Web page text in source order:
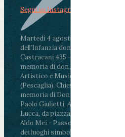
Martedì 4 agosto2026
ore 11:30 -
dell’Infanzia don Aldo Mei - Viale
Castracani 435 - Inaugurazione
memoria di don Aldo Mei curato
Artistico e Musicale “Passaglia”
(Pescaglia), Chiesa parrocchiale -
memoria di Don Aldo Mei
Paolo Giulietti, Arcivescovo di
Lucca, da piazza San Michele al
Aldo Mei - Passeggiata della
dei luoghi simbolo della città.
Segui su Instagram